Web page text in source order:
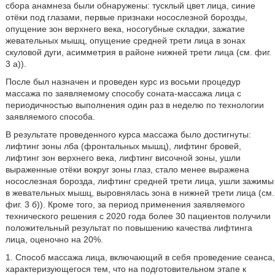
сбора анамнеза были обнаружены: тусклый цвет лица, синие
отёки под глазами, первые признаки носослезной борозды,
опущение зон верхнего века, носогубные складки, зажатие
жевательных мышц, опущение средней трети лица в зонах
скуловой дуги, асимметрия в районе нижней трети лица (см. фиг.
3 а)).
После был назначен и проведен курс из восьми процедур
массажа по заявляемому способу соната-массажа лица с
периодичностью выполнения один раз в неделю по технологии
заявляемого способа.
В результате проведенного курса массажа было достигнуты:
лифтинг зоны лба (фронтальных мышц), лифтинг бровей,
лифтинг зон верхнего века, лифтинг височной зоны, ушли
выраженные отёки вокруг зоны глаз, стало менее выражена
носослезная борозда, лифтинг средней трети лица, ушли зажимы
в жевательных мышц, выровнялась зона в нижней трети лица (см.
фиг. 3 б)). Кроме того, за период применения заявляемого
технического решения с 2020 года более 30 пациентов получили
положительный результат по повышению качества лифтинга
лица, оценочно на 20%.
1. Способ массажа лица, включающий в себя проведение сеанса,
характеризующегося тем, что на подготовительном этапе к